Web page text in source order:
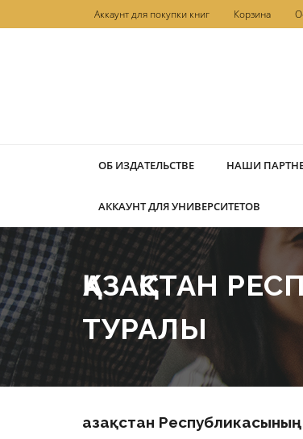
к
Аккаунт для покупки книг Корзина
ОБ ИЗДАТЕЛЬСТВЕ НАШИ
АККАУНТ ДЛЯ УНИВЕРСИТЕТОВ
ҚАЗАҚСТАН
ТУРАЛЫ
Қазақстан